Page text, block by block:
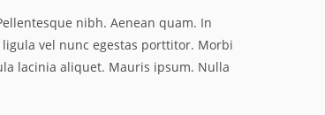
nibh. Aenean quam. In
vel nunc egestas porttitor. Morbi
lacinia aliquet. Mauris ipsum. Nulla